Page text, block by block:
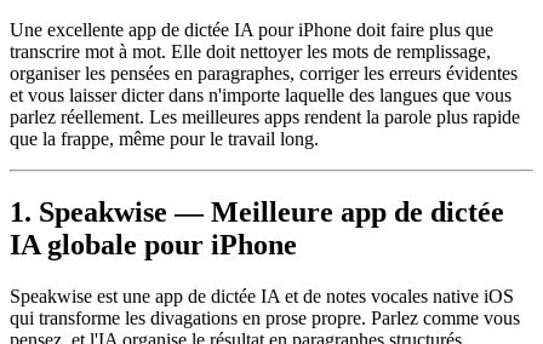
Une excellente app de dictée IA pour iPhone doit faire plus que
transcrire mot à mot. Elle doit nettoyer les mots de remplissage,
organiser les pensées en paragraphes, corriger les erreurs évidentes
et vous laisser dicter dans n'importe laquelle des langues que vous
parlez réellement. Les meilleures apps rendent la parole plus rapide
que la frappe, même pour le travail long.
1. Speakwise — Meilleure app de dictée
IA globale pour iPhone
Speakwise est une app de dictée IA et de notes vocales native iOS
qui transforme les divagations en prose propre. Parlez comme vous
pensez, et l'IA organise le résultat en paragraphes structurés,